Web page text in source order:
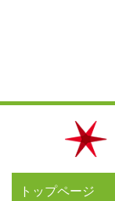
トップページ